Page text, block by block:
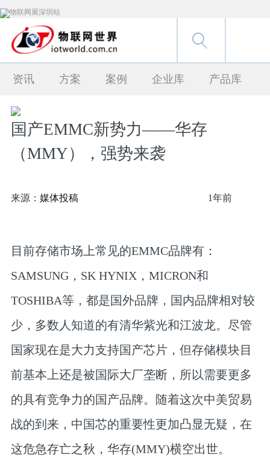
资讯 方案 案例 企业库 产品库
国产EMMC新势力——华存
（MMY），强势来袭
来源： 媒体投稿 1年前
目前存储市场上常见的EMMC品牌有：
SAMSUNG，SK HYNIX，MICRON和
TOSHIBA等，都是国外品牌，国内品牌相对较
少，多数人知道的有清华紫光和江波龙。尽管
国家现在是大力支持国产芯片，但存储模块目
前基本上还是被国际大厂垄断，所以需要更多
的具有竞争力的国产品牌。随着这次中美贸易
战的到来，中国芯的重要性更加凸显无疑，在
这危急存亡之秋，华存(MMY)横空出世。